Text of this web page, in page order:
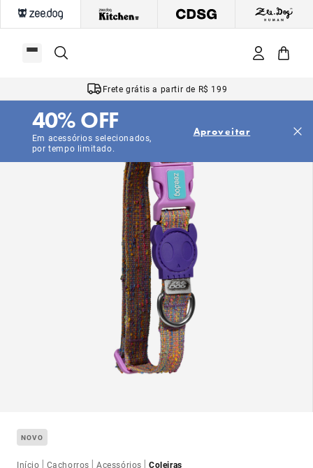
Frete grátis a partir de R$ 199
Em acessórios selecionados,
por tempo limitado.
40% OFF Aproveitar
NOVO
Início | Cachorros |Acessórios |Coleiras